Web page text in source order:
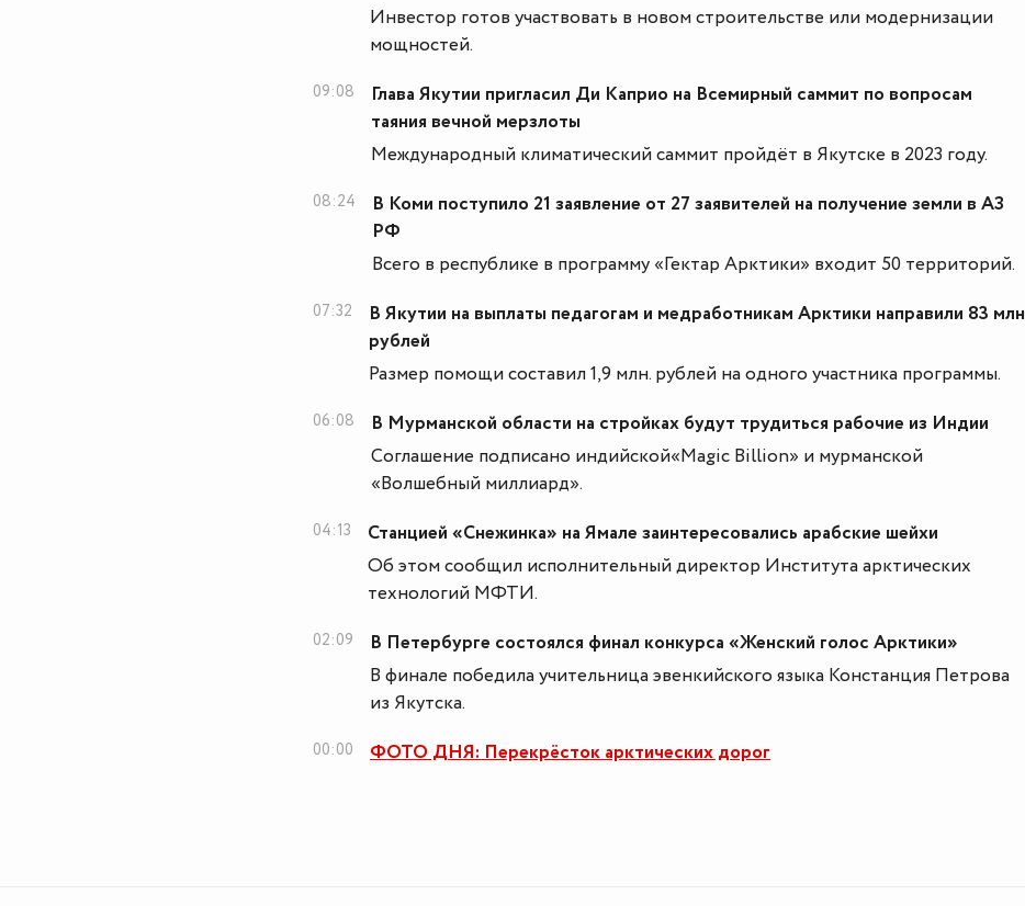
Инвестор готов участвовать в новом строительстве или модернизации
мощностей.
09:08
Глава Якутии пригласил Ди Каприо на Всемирный саммит по вопросам
таяния вечной мерзлоты
Международный климатический саммит пройдёт в Якутске в 2023 году.
08:24
В Коми поступило 21 заявление от 27 заявителей на получение земли в АЗ
РФ
Всего в республике в программу «Гектар Арктики» входит 50 территорий.
07:32
В Якутии на выплаты педагогам и медработникам Арктики направили 83 млн
рублей
Размер помощи составил 1,9 млн. рублей на одного участника программы.
06:08
В Мурманской области на стройках будут трудиться рабочие из Индии
Соглашение подписано индийской«Magic Billion» и мурманской
«Волшебный миллиард».
04:13
Станцией «Снежинка» на Ямале заинтересовались арабские шейхи
Об этом сообщил исполнительный директор Института арктических
технологий МФТИ.
02:09
В Петербурге состоялся финал конкурса «Женский голос Арктики»
В финале победила учительница эвенкийского языка Констанция Петрова
из Якутска.
00:00 ФОТО ДНЯ: Перекрёсток арктических дорог